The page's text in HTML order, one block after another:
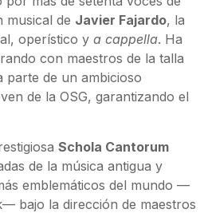
musical de Javier Fajardo, la
operístico y a cappella. Ha
con maestros de la talla
de un ambicioso
de la OSG, garantizando el
Schola Cantorum
de la música antigua y
emblemáticos del mundo —
bajo la dirección de maestros